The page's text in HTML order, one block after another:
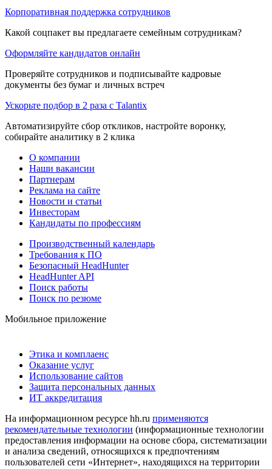
Корпоративная поддержка сотрудников
Какой соцпакет вы предлагаете семейным сотрудникам?
Оформляйте кандидатов онлайн
Проверяйте сотрудников и подписывайте кадровые
документы без бумаг и личных встреч
Ускорьте подбор в 2 раза с Talantix
Автоматизируйте сбор откликов, настройте воронку,
собирайте аналитику в 2 клика
О компании
Наши вакансии
Партнерам
Реклама на сайте
Новости и статьи
Инвесторам
Кандидаты по профессиям
Производственный календарь
Требования к ПО
Безопасный HeadHunter
HeadHunter API
Поиск работы
Поиск по резюме
Мобильное приложение
Этика и комплаенс
Оказание услуг
Использование сайтов
Защита персональных данных
ИТ аккредитация
На информационном ресурсе hh.ru применяются
рекомендательные технологии (информационные технологии
предоставления информации на основе сбора, систематизации
и анализа сведений, относящихся к предпочтениям
пользователей сети «Интернет», находящихся на территории